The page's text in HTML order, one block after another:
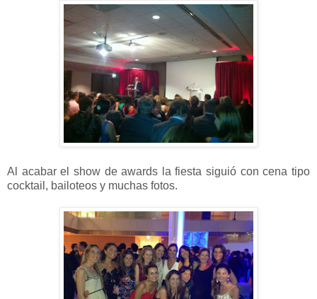
Al acabar el show de awards la fiesta siguió con cena tipo
cocktail, bailoteos y muchas fotos.